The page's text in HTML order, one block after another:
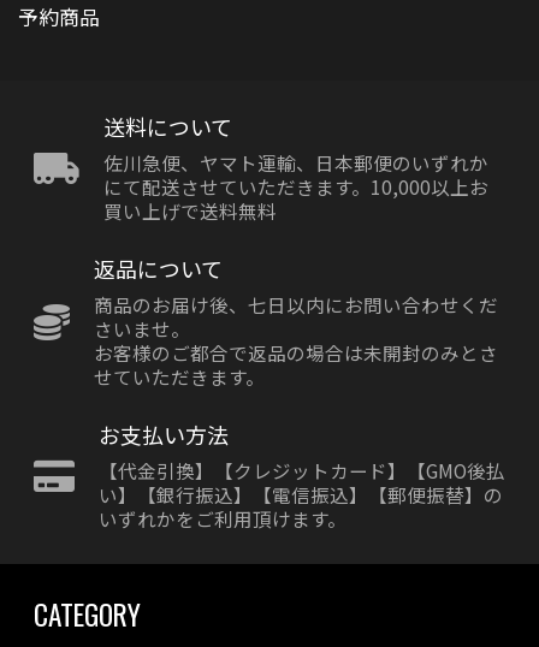
予約商品
送料について
佐川急便、ヤマト運輸、日本郵便のいずれか
にて配送させていただきます。10,000以上お
買い上げで送料無料
返品について
商品のお届け後、七日以内にお問い合わせくだ
さいませ。
お客様のご都合で返品の場合は未開封のみとさ
せていただきます。
お支払い方法
【代金引換】【クレジットカード】【GMO後払
い】【銀行振込】【電信振込】【郵便振替】の
いずれかをご利用頂けます。
CATEGORY